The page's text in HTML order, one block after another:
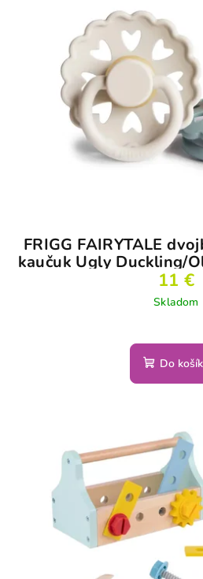
FRIGG FAIRYTALE
kaučuk Ugly Duckling/
1
11 €
Skladom
Do